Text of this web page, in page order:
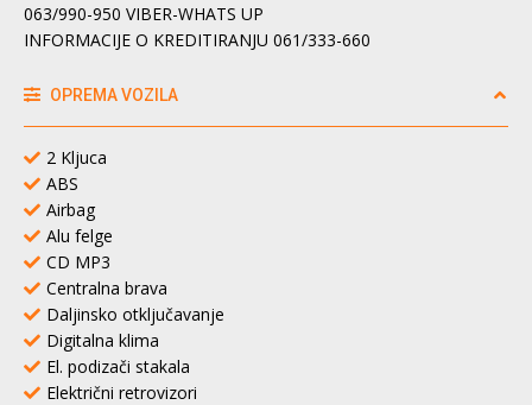
063/990-950 VIBER-WHATS UP
INFORMACIJE O KREDITIRANJU 061/333-660
OPREMA VOZILA
2 Kljuca
ABS
Airbag
Alu felge
CD MP3
Centralna brava
Daljinsko otključavanje
Digitalna klima
El. podizači stakala
Električni retrovizori